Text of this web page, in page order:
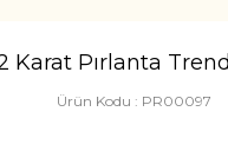
Karat Pırlanta
Ürün Kodu : PR00097